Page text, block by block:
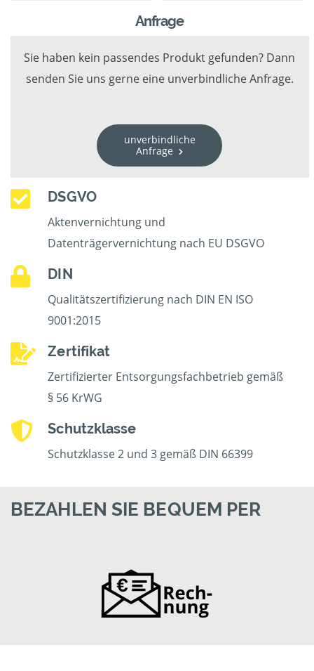
Anfrage
Sie haben kein passendes Produkt gefunden? Dann
senden Sie uns gerne eine unverbindliche Anfrage.
unverbindliche
Anfrage
DSGVO
Aktenvernichtung und
Datenträgervernichtung nach EU DSGVO
DIN
Qualitätszertifizierung nach DIN EN ISO
9001:2015
Zertifikat
Zertifizierter Entsorgungsfachbetrieb gemäß
§ 56 KrWG
Schutzklasse
Schutzklasse 2 und 3 gemäß DIN 66399
BEZAHLEN SIE BEQUEM PER